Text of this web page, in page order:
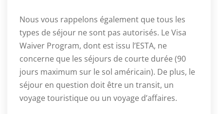
Nous vous rappelons également que tous les
types de séjour ne sont pas autorisés. Le Visa
Waiver Program, dont est issu l’ESTA, ne
concerne que les séjours de courte durée (90
jours maximum sur le sol américain). De plus, le
séjour en question doit être un transit, un
voyage touristique ou un voyage d’affaires.